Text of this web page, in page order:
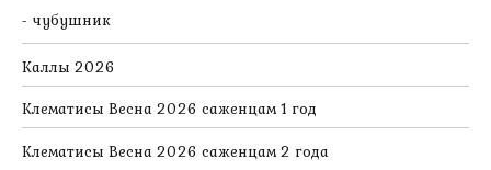
чубушник
Каллы 2026
Клематисы Весна 2026 саженцам 1 год
Клематисы Весна 2026 саженцам 2 года